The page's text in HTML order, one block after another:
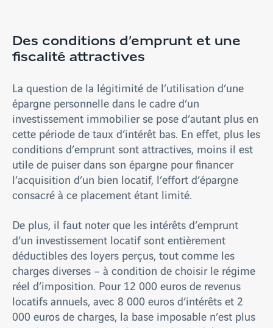
Des conditions d’emprunt et une
fiscalité attractives
La question de la légitimité de l’utilisation d’une
épargne personnelle dans le cadre d’un
investissement immobilier se pose d’autant plus en
cette période de taux d’intérêt bas. En effet, plus les
conditions d’emprunt sont attractives, moins il est
utile de puiser dans son épargne pour financer
l’acquisition d’un bien locatif, l’effort d’épargne
consacré à ce placement étant limité.
De plus, il faut noter que les intérêts d’emprunt
d’un investissement locatif sont entièrement
déductibles des loyers perçus, tout comme les
charges diverses – à condition de choisir le régime
réel d’imposition. Pour 12 000 euros de revenus
locatifs annuels, avec 8 000 euros d’intérêts et 2
000 euros de charges, la base imposable n’est plus